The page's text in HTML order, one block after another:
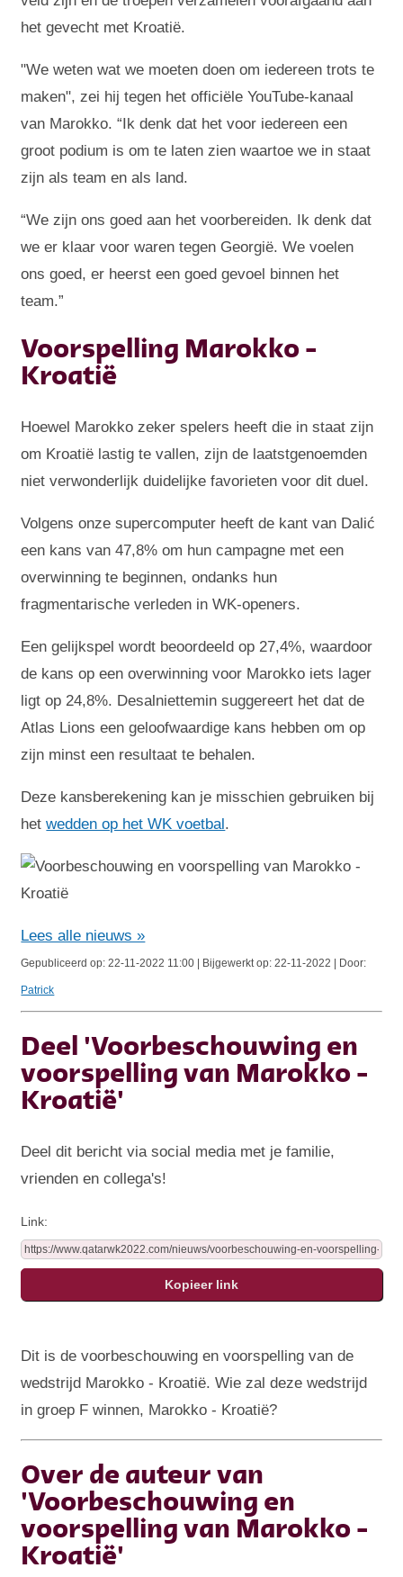
het gevecht met Kroatië.
"We weten wat we moeten doen om iedereen trots te
maken", zei hij tegen het officiële YouTube-kanaal
van Marokko. “Ik denk dat het voor iedereen een
groot podium is om te laten zien waartoe we in staat
zijn als team en als land.
“We zijn ons goed aan het voorbereiden. Ik denk dat
we er klaar voor waren tegen Georgië. We voelen
ons goed, er heerst een goed gevoel binnen het
team.”
Voorspelling Marokko -
Kroatië
Hoewel Marokko zeker spelers heeft die in staat zijn
om Kroatië lastig te vallen, zijn de laatstgenoemden
niet verwonderlijk duidelijke favorieten voor dit duel.
Volgens onze supercomputer heeft de kant van Dalić
een kans van 47,8% om hun campagne met een
overwinning te beginnen, ondanks hun
fragmentarische verleden in WK-openers.
Een gelijkspel wordt beoordeeld op 27,4%, waardoor
de kans op een overwinning voor Marokko iets lager
ligt op 24,8%. Desalniettemin suggereert het dat de
Atlas Lions een geloofwaardige kans hebben om op
zijn minst een resultaat te behalen.
Deze kansberekening kan je misschien gebruiken bij
hetwedden op het WK voetbal.
Lees alle nieuws »
Gepubliceerd op: 22-11-2022 11:00 | Bijgewerkt op: 22-11-2022 | Door:
Patrick
Deel 'Voorbeschouwing en
voorspelling van Marokko -
Kroatië'
Deel dit bericht via social media met je familie,
vrienden en collega's!
Link:
Dit is de voorbeschouwing en voorspelling van de
wedstrijd Marokko - Kroatië. Wie zal deze wedstrijd
in groep F winnen, Marokko - Kroatië?
Over de auteur van
'Voorbeschouwing en
voorspelling van Marokko -
Kroatië'